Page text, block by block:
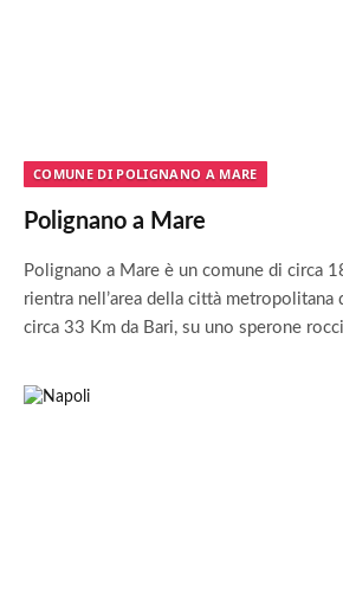
COMUNE DI POLIGNANO A MARE
Polignano a Mare
Polignano a Mare è un comune di circa
rientra nell’area della città metropolitana
circa 33 Km da Bari, su uno sperone